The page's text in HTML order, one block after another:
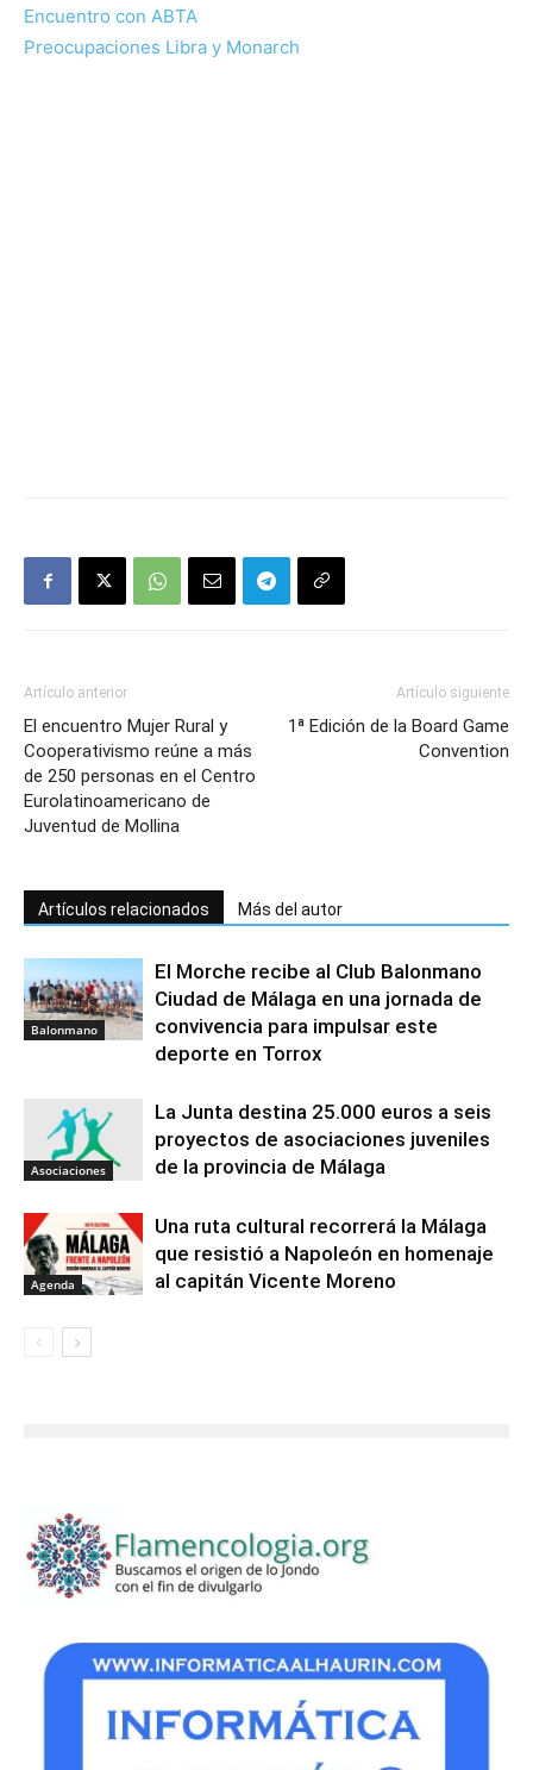
Encuentro con ABTA
Preocupaciones Libra y Monarch
Artículo anterior
El encuentro Mujer Rural y
Cooperativismo reúne a más
de 250 personas en el Centro
Eurolatinoamericano de
Juventud de Mollina
Artículo siguiente
1ª Edición de la Board Game
Convention
Artículos relacionados Más del autor
Balonmano
El Morche recibe al Club Balonmano
Ciudad de Málaga en una jornada de
convivencia para impulsar este
deporte en Torrox
Asociaciones
La Junta destina 25.000 euros a seis
proyectos de asociaciones juveniles
de la provincia de Málaga
Agenda
Una ruta cultural recorrerá la Málaga
que resistió a Napoleón en homenaje
al capitán Vicente Moreno